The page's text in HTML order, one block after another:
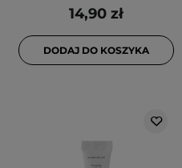
14,90 zł
DODAJ DO KOSZYKA